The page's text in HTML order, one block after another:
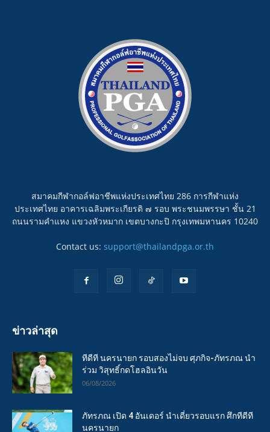
สมาคมกีฬากอล์ฟอาชีพแห่งประเทศไทย 286 การกีฬาแห่ง
ประเทศไทย อาคารเฉลิมพระเกียรติ ๗ รอบ พระชนมพรรษา ชั้น 21
ถนนรามคำแหง แขวงหัวหมาก เขตบางกะปิ กรุงเทพมหานคร 10240
Contact us: support@thailandpga.or.th
ข่าวล่าสุด
ทีดีที นครนายก รอบสองไม่จบ ศุภกิจ-ภัทรภณ นำ
ร่วม วิสุทธิ์กดโฮลอินวัน
06/08/2026
ภัทรภณ เปิด 4 อันเดอร์ นำเดี่ยวรอบแรก ศึกทีดีที
นครนายก